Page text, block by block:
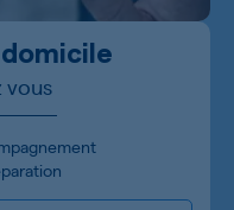
domicile
vous